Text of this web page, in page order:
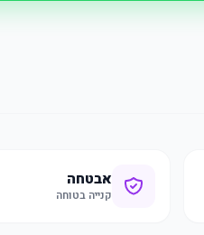
אבטחה
קנייה בטוחה